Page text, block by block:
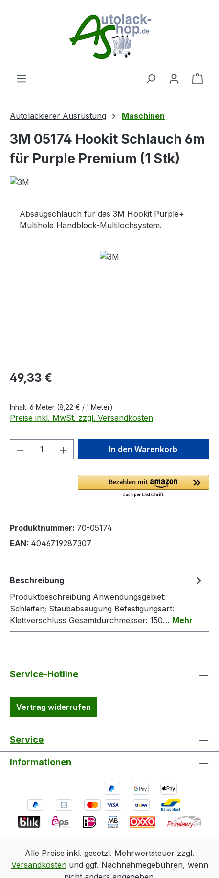
Autolackierer Ausrüstung Maschinen
3M 05174 Hookit Schlauch 6m
für Purple Premium (1 Stk)
Absaugschlauch für das 3M Hookit Purple+
Multihole Handblock-Multilochsystem.
Bildergalerie überspringen
Regulärer Preis:
49,33 €
Inhalt: 6 Meter (8,22 € / 1 Meter)
Preise inkl. MwSt. zzgl. Versandkosten
Produkt Anzahl: Gib denIn den Warenkorb
Produktnummer: 70-05174
EAN: 4046719287307
Beschreibung
Produktbeschreibung Anwendungsgebiet:
Schleifen; Staubabsaugung Befestigungsart:
Klettverschluss Gesamtdurchmesser: 150… Mehr
Service-Hotline
Vertrag widerrufen
Service
Informationen
Alle Preise inkl. gesetzl. Mehrwertsteuer zzgl.
Versandkostenund ggf. Nachnahmegebühren, wenn